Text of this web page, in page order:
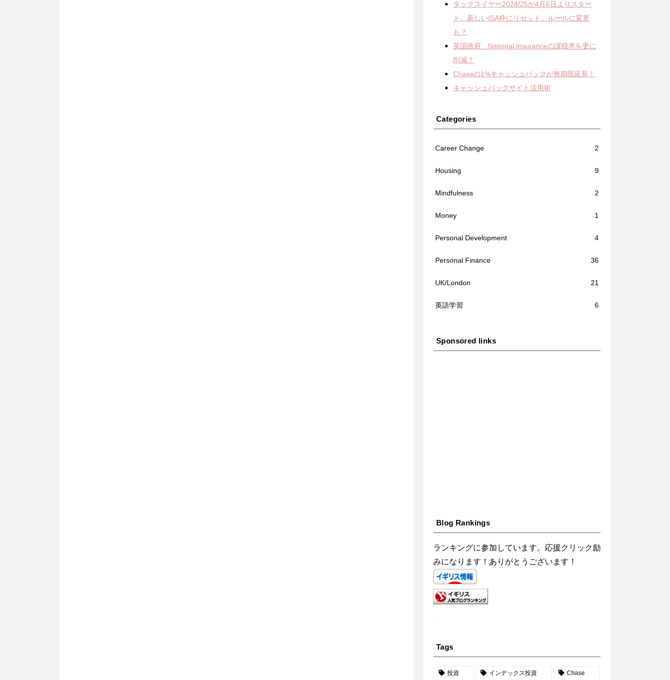
タックスイヤー2024/25が4月6日よりスター
ト。新しいISA枠にリセット。ルールに変更
も？
英国政府、National Insuranceの課税率を更に
削減？
Chaseの1%キャッシュバックが無期限延長！
キャッシュバックサイト活用術
Categories
Career Change 2
Housing 9
Mindfulness 2
Money 1
Personal Development 4
Personal Finance 36
UK/London 21
英語学習 6
Sponsored links
Blog Rankings
ランキングに参加しています。応援クリック励
みになります！ありがとうございます！
Tags
投資 インデックス投資 Chase